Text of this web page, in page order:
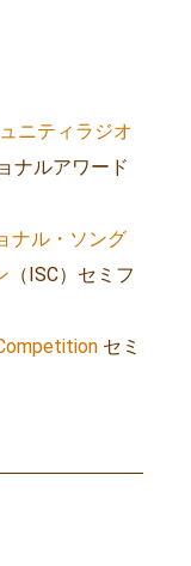
ニティラジオ
ナルアワード
ナル・ソング
（ISC）セミフ
セミ